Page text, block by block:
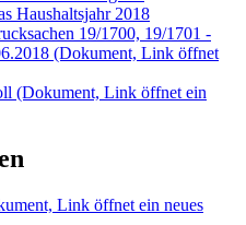
Haushaltsjahr 2018
19/1700, 19/1701 -
(Dokument, Link öffnet
(Dokument, Link öffnet ein
Link öffnet ein neues